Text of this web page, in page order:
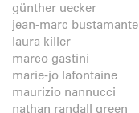
günther uecker
jean-marc bustamante
laura killer
marco gastini
marie-jo lafontaine
maurizio nannucci
nathan randall green